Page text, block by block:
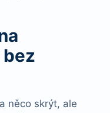
něco skrýt, ale